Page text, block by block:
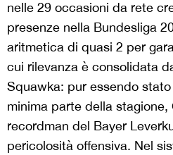
nelle 29 occasioni da rete
presenze nella Bundesliga
aritmetica di quasi 2 per
cui rilevanza è consolidata
Squawka: pur essendo
minima parte della stagione,
recordman del Bayer
pericolosità offensiva. Nel